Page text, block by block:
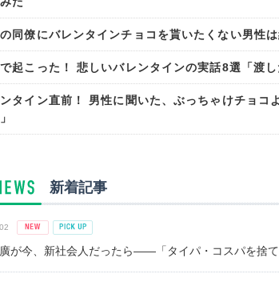
同僚にバレンタインチョコを貰いたくない男性
起こった！ 悲しいバレンタインの実話8選「渡し
タイン直前！ 男性に聞いた、ぶっちゃけチョコ
新着記事
が今、新社会人だったら――「タイパ・コスパを捨て